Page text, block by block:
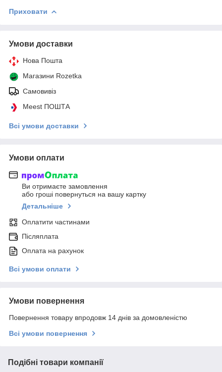
Приховати
Умови доставки
Нова Пошта
Магазини Rozetka
Самовивіз
Meest ПОШТА
Всі умови доставки
Умови оплати
Ви отримаєте замовлення
або гроші повернуться на вашу картку
Детальніше
Оплатити частинами
Післяплата
Оплата на рахунок
Всі умови оплати
Умови повернення
Повернення товару впродовж 14 днів за домовленістю
Всі умови повернення
Подібні товари компанії